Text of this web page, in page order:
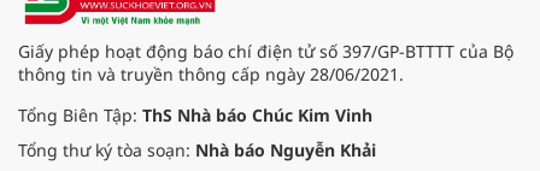
Giấy phép hoạt động báo chí điện tử số 397/GP-BTTTT của Bộ
thông tin và truyền thông cấp ngày 28/06/2021.
Tổng Biên Tập: ThS Nhà báo Chúc Kim Vinh
Tổng thư ký tòa soạn: Nhà báo Nguyễn Khải